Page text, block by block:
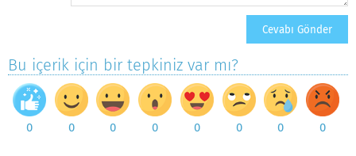
Bu içerik için bir tepkiniz var mı?
0 0 0 0 0 0 0 0